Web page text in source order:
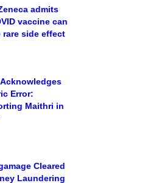
admits
vaccine can
rare side effect
Error:
Maithri in
Cleared
Laundering